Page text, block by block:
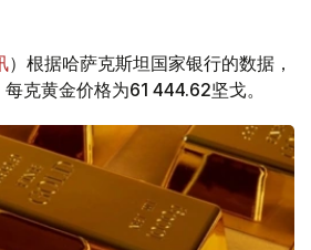
）根据哈萨克斯坦国家银行的数据，
克黄金价格为61 444.62坚戈。